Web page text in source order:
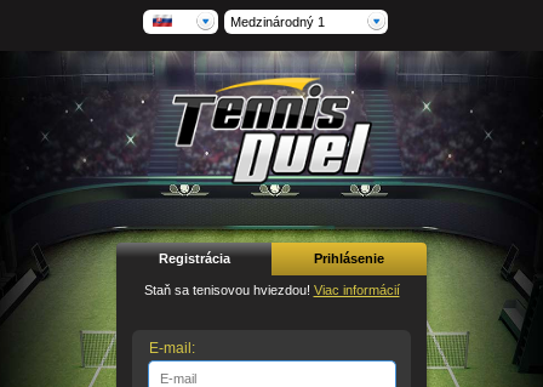
Medzinárodný 1
Registrácia Prihlásenie
Staň sa tenisovou hviezdou! Viac informácií
E-mail: